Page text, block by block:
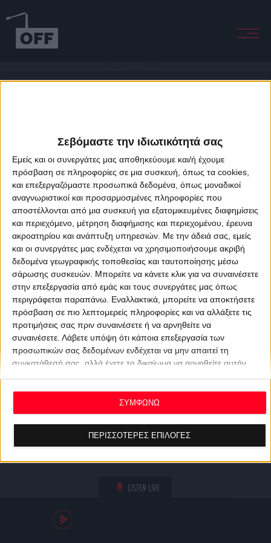
Σεβόμαστε την ιδιωτικότητά σας
Εμείς και οι συνεργάτες μας αποθηκεύουμε και/ή έχουμε
πρόσβαση σε πληροφορίες σε μια συσκευή, όπως τα cookies,
και επεξεργαζόμαστε προσωπικά δεδομένα, όπως μοναδικοί
αναγνωριστικοί και προσαρμοσμένες πληροφορίες που
αποστέλλονται από μια συσκευή για εξατομικευμένες διαφημίσεις
και περιεχόμενο, μέτρηση διαφήμισης και περιεχομένου, έρευνα
ακροατηρίου και ανάπτυξη υπηρεσιών. Με την άδειά σας, εμείς
και οι συνεργάτες μας ενδέχεται να χρησιμοποιήσουμε ακριβή
δεδομένα γεωγραφικής τοποθεσίας και ταυτοποίησης μέσω
σάρωσης συσκευών. Μπορείτε να κάνετε κλικ για να συναινέσετε
στην επεξεργασία από εμάς και τους συνεργάτες μας όπως
περιγράφεται παραπάνω. Εναλλακτικά, μπορείτε να αποκτήσετε
πρόσβαση σε πιο λεπτομερείς πληροφορίες και να αλλάξετε τις
προτιμήσεις σας πριν συναινέσετε ή να αρνηθείτε να
συναινέσετε. Λάβετε υπόψη ότι κάποια επεξεργασία των
προσωπικών σας δεδομένων ενδέχεται να μην απαιτεί τη
συγκατάθεσή σας, αλλά έχετε το δικαίωμα να αρνηθείτε αυτήν
ανακαλέσετε τη συγκατάθεσή σας ανά πάσα στιγμή
επιστρέφοντας σε αυτόν τον ιστότοπο και κάνοντας κλικ στο
κουμπί "Απορρήτου" στο κάτω μέρος της ιστοσελίδας.
ΠΕΡΙΣΣΟΤΕΡΕΣ ΕΠΙΛΟΓΕΣ
ΣΥΜΦΩΝΩ
LISTEN LIVE
About Offradio Business Class Terms & Conditions
Privacy Policy
Designed & developed byporcupine colors&Fotis Alexandrou